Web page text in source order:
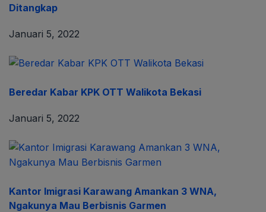
Ditangkap
Januari 5, 2022
Beredar Kabar KPK OTT Walikota Bekasi
Januari 5, 2022
Kantor Imigrasi Karawang Amankan 3 WNA,
Ngakunya Mau Berbisnis Garmen